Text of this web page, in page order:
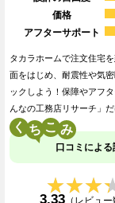
価格
アフターサポート
タカラホームで注文住宅
面をはじめ、耐震性や気
ックしよう！保障やアフ
んなの工務店リサーチ」だ
く こ
口コミによる
3.33